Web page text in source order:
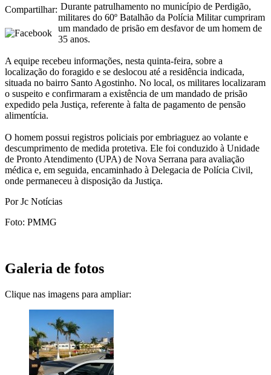
Compartilhar: Durante patrulhamento no município de Perdigão,
militares do 60º Batalhão da Polícia Militar cumpriram
um mandado de prisão em desfavor de um homem de
35 anos.
A equipe recebeu informações, nesta quinta-feira, sobre a
localização do foragido e se deslocou até a residência indicada,
situada no bairro Santo Agostinho. No local, os militares localizaram
o suspeito e confirmaram a existência de um mandado de prisão
expedido pela Justiça, referente à falta de pagamento de pensão
alimentícia.
O homem possui registros policiais por embriaguez ao volante e
descumprimento de medida protetiva. Ele foi conduzido à Unidade
de Pronto Atendimento (UPA) de Nova Serrana para avaliação
médica e, em seguida, encaminhado à Delegacia de Polícia Civil,
onde permaneceu à disposição da Justiça.
Por Jc Notícias
Foto: PMMG
Galeria de fotos
Clique nas imagens para ampliar: